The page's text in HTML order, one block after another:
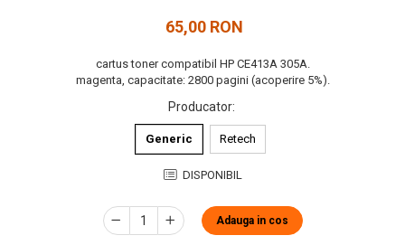
65,00 RON
cartus toner compatibil HP CE413A 305A.
magenta, capacitate: 2800 pagini (acoperire 5%).
Producator:
Generic Retech
DISPONIBIL
Adauga in cos